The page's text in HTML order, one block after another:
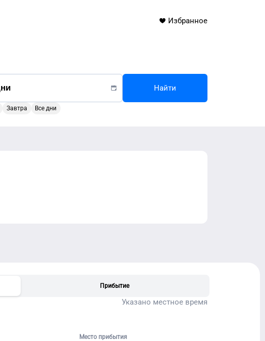
Избранное
Завтра Все дни
Найти
Прибытие
Указано местное время
Место прибытия